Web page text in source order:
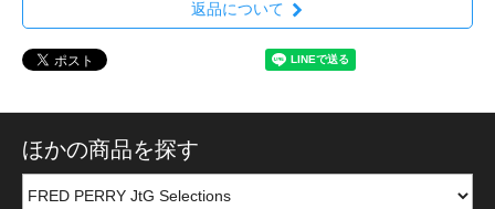
返品について
ほかの商品を探す